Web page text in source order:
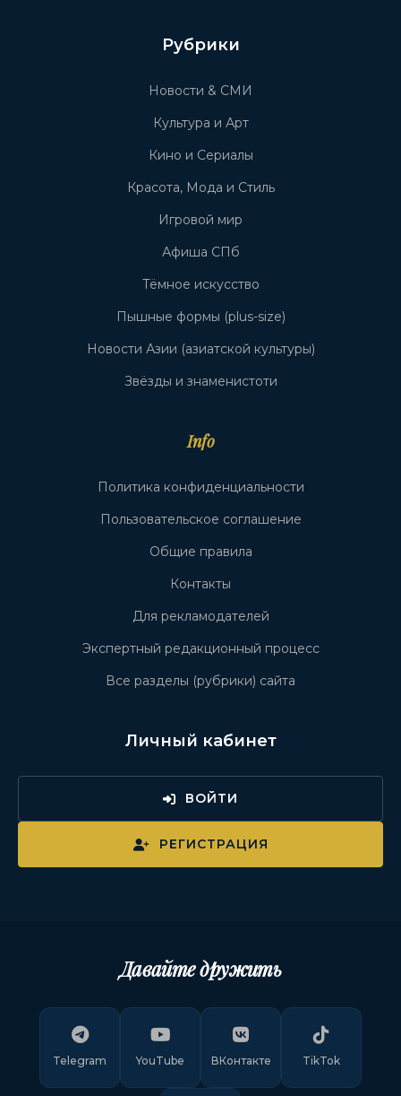
Рубрики
Новости & СМИ
Культура и Арт
Кино и Сериалы
Красота, Мода и Стиль
Игровой мир
Афиша СПб
Тёмное искусство
Пышные формы (plus-size)
Новости Азии (азиатской культуры)
Звёзды и знаменистоти
Info
Политика конфиденциальности
Пользовательское соглашение
Общие правила
Контакты
Для рекламодателей
Экспертный редакционный процесс
Все разделы (рубрики) сайта
Личный кабинет
ВОЙТИ
РЕГИСТРАЦИЯ
Давайте дружить
Telegram YouTube ВКонтакте TikTok